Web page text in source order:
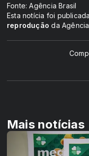
Fonte: Agência Brasil
Esta notícia foi
reprodução da
Mais notícias